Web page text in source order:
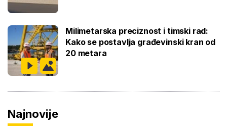
Milimetarska preciznost i timski rad:
Kako se postavlja građevinski kran od
20 metara
Najnovije